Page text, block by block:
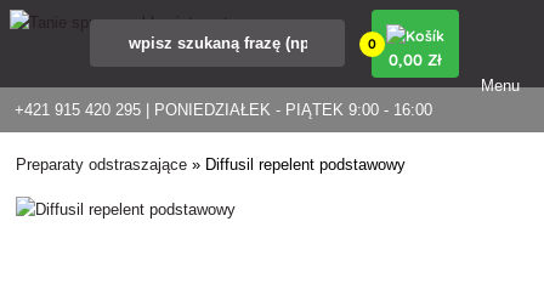
+421 915 420 295 | PONIEDZIAŁEK - PIĄTEK 9:00 - 16:00
0
0,00 Zł
Menu
Preparaty odstraszające » Diffusil repelent podstawowy